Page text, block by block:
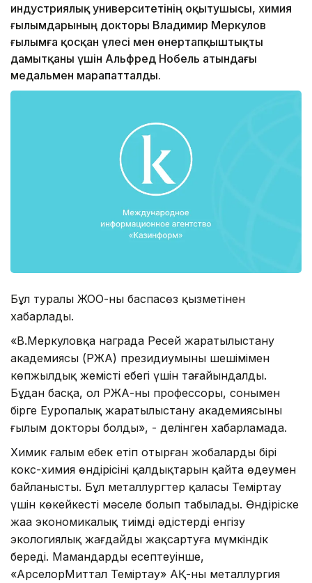
индустриялық университетінің оқытушысы, химия
ғылымдарының докторы Владимир Меркулов
ғылымға қосқан үлесі мен өнертапқыштықты
дамытқаны үшін Альфред Нобель атындағы
медальмен марапатталды.
Бұл туралы ЖОО-ның баспасөз қызметінен
хабарлады.
«В.Меркуловқа награда Ресей жаратылыстану
академиясы (РЖА) президиумының шешімімен
көпжылдық жемісті еңбегі үшін тағайындалды.
Бұдан басқа, ол РЖА-ның профессоры, сонымен
бірге Еуропалық жаратылыстану академиясының
ғылым докторы болды», - делінген хабарламада.
Химик ғалым еңбек етіп отырған жобалардың бірі
кокс-химия өндірісінің қалдықтарын қайта өңдеумен
байланысты. Бұл металлургтер қаласы Теміртау
үшін көкейкесті мәселе болып табылады. Өндіріске
жаңа экономикалық тиімді әдістерді енгізу
экологиялық жағдайды жақсартуға мүмкіндік
береді. Мамандардың есептеуінше,
«АрселорМиттал Теміртау» АҚ-ның металлургия